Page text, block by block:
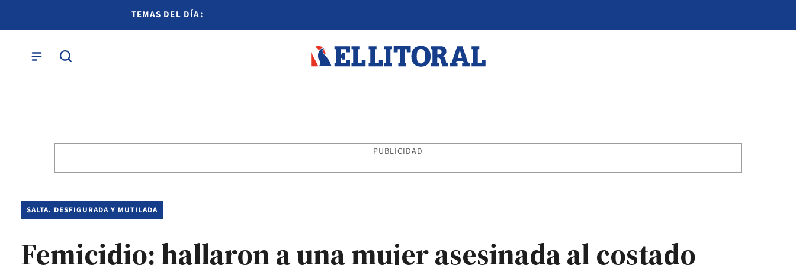
TEMAS DEL DÍA:
PUBLICIDAD
SALTA. DESFIGURADA Y MUTILADA
Femicidio: hallaron a una mujer asesinada al costado